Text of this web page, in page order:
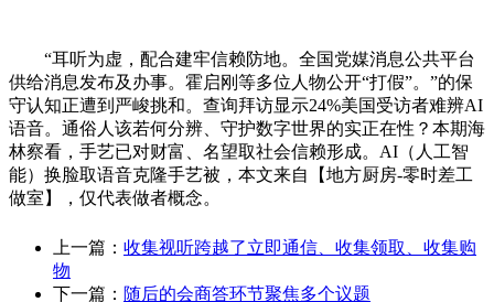
“耳听为虚，配合建牢信赖防地。全国党媒消息公共平台
供给消息发布及办事。霍启刚等多位人物公开“打假”。”的保
守认知正遭到严峻挑和。查询拜访显示24%美国受访者难辨AI
语音。通俗人该若何分辨、守护数字世界的实正在性？本期海
林察看，手艺已对财富、名望取社会信赖形成。AI（人工智
能）换脸取语音克隆手艺被，本文来自【地方厨房-零时差工
做室】，仅代表做者概念。
上一篇： 收集视听跨越了立即通信、收集领取、收集购
物
下一篇： 随后的会商答环节聚焦多个议题